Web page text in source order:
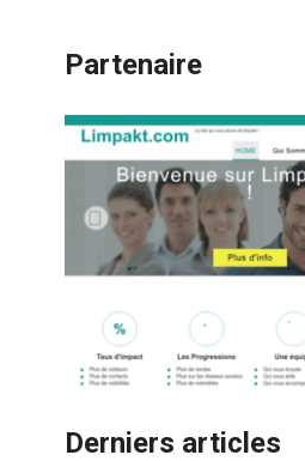
Partenaire
Derniers articles